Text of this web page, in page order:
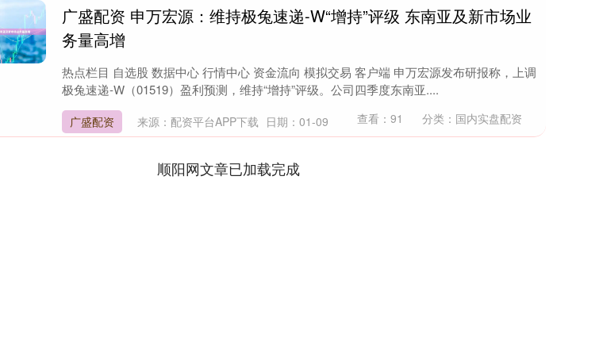
广盛配资 申万宏源：维持极兔速递-W“增持”评级 东南亚及新市场业
务量高增
热点栏目 自选股 数据中心 行情中心 资金流向 模拟交易 客户端 申万宏源发布研报称，上调
极兔速递-W（01519）盈利预测，维持“增持”评级。公司四季度东南亚....
广盛配资 来源：配资平台APP下载 日期：01-09 查看： 91 分类： 国内实盘配资
顺阳网文章已加载完成